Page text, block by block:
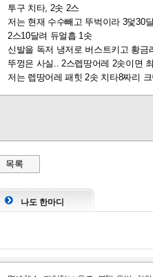
파수꾼의 칼날 (블
분노의 칼날 20 : 레
칼날 방패 20 : 레벨
번개 파수기
화염 작렬
번개 파수기
화염 작렬 : 레벨당
투구 치타, 2솟 2스
저는 현재 수수빼고 뚜벅이라 3덫30
2스10달려 듀얼흡 1솟
신발을 독저 냉저로 버스트키고 황금
뚜껑은 사실.. 2스렙땅어레 2솟이면
저는 렙땅어레 패힛 2솟 치타8짜리
목록
나도 한마디